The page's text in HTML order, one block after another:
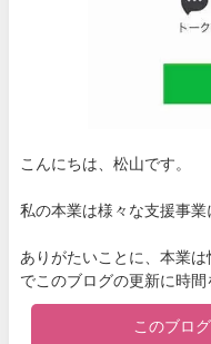
こんにちは、松山です。
私の本業は様々な支援事業
ありがたいことに、本業
でこのブログの更新に時間
このブロ